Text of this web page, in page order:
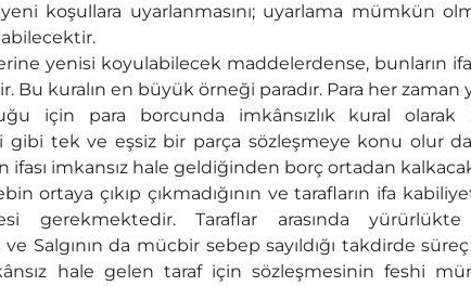
koşullara uyarlanmasını; uyarlama mümkün
yenisi koyulabilecek maddelerdense, bunların
Bu kuralın en büyük örneği paradır. Para her zaman
için para borcunda imkânsızlık kural olarak
gibi tek ve eşsiz bir parça sözleşmeye konu olur
imkansız hale geldiğinden borç ortadan
ortaya çıkıp çıkmadığının ve tarafların ifa
gerekmektedir. Taraflar arasında
Salgının da mücbir sebep sayıldığı takdirde
hale gelen taraf için sözleşmesinin feshi